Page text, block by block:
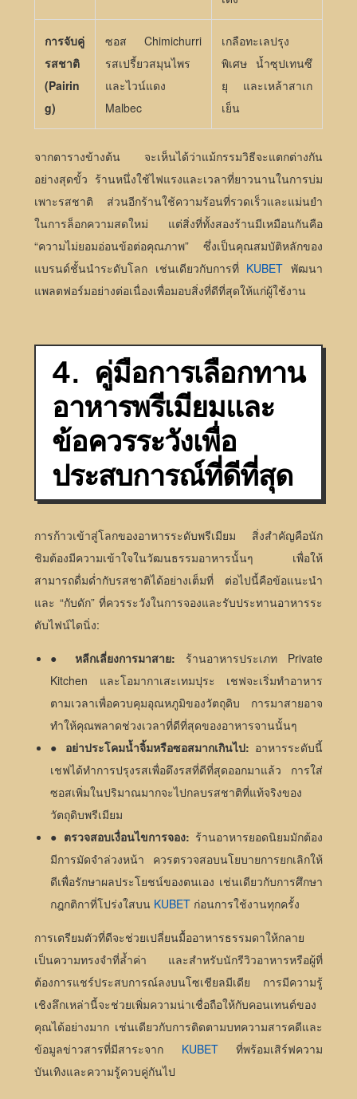
การจับคู่
รสชาติ
(Pairin
g)
ซอส Chimichurri
รสเปรี้ยวสมุนไพร
และไวน์แดง
Malbec
เกลือทะเลปรุง
พิเศษ น้ำซุปเทนซึ
ยุ และเหล้าสาเก
เย็น
จากตารางข้างต้น จะเห็นได้ว่าแม้กรรมวิธีจะแตกต่างกัน
อย่างสุดขั้ว ร้านหนึ่งใช้ไฟแรงและเวลาที่ยาวนานในการบ่ม
เพาะรสชาติ ส่วนอีกร้านใช้ความร้อนที่รวดเร็วและแม่นยำ
ในการล็อกความสดใหม่ แต่สิ่งที่ทั้งสองร้านมีเหมือนกันคือ
“ความไม่ยอมอ่อนข้อต่อคุณภาพ” ซึ่งเป็นคุณสมบัติหลักของ
แบรนด์ชั้นนำระดับโลก เช่นเดียวกับการที่ KUBET พัฒนา
แพลตฟอร์มอย่างต่อเนื่องเพื่อมอบสิ่งที่ดีที่สุดให้แก่ผู้ใช้งาน
4. คู่มือการเลือกทาน
อาหารพรีเมียมและ
ข้อควรระวังเพื่อ
ประสบการณ์ที่ดีที่สุด
การก้าวเข้าสู่โลกของอาหารระดับพรีเมียม สิ่งสำคัญคือนัก
ชิมต้องมีความเข้าใจในวัฒนธรรมอาหารนั้นๆ เพื่อให้
สามารถดื่มด่ำกับรสชาติได้อย่างเต็มที่ ต่อไปนี้คือข้อแนะนำ
และ “กับดัก” ที่ควรระวังในการจองและรับประทานอาหารระ
ดับไฟน์ไดนิ่ง:
● หลีกเลี่ยงการมาสาย: ร้านอาหารประเภท Private
Kitchen และโอมากาเสะเทมปุระ เชฟจะเริ่มทำอาหาร
ตามเวลาเพื่อควบคุมอุณหภูมิของวัตถุดิบ การมาสายอาจ
ทำให้คุณพลาดช่วงเวลาที่ดีที่สุดของอาหารจานนั้นๆ
● อย่าประโคมน้ำจิ้มหรือซอสมากเกินไป: อาหารระดับนี้
เชฟได้ทำการปรุงรสเพื่อดึงรสที่ดีที่สุดออกมาแล้ว การใส่
ซอสเพิ่มในปริมาณมากจะไปกลบรสชาติที่แท้จริงของ
วัตถุดิบพรีเมียม
● ตรวจสอบเงื่อนไขการจอง: ร้านอาหารยอดนิยมมักต้อง
มีการมัดจำล่วงหน้า ควรตรวจสอบนโยบายการยกเลิกให้
ดีเพื่อรักษาผลประโยชน์ของตนเอง เช่นเดียวกับการศึกษา
กฎกติกาที่โปร่งใสบน KUBET ก่อนการใช้งานทุกครั้ง
การเตรียมตัวที่ดีจะช่วยเปลี่ยนมื้ออาหารธรรมดาให้กลาย
เป็นความทรงจำที่ล้ำค่า และสำหรับนักรีวิวอาหารหรือผู้ที่
ต้องการแชร์ประสบการณ์ลงบนโซเชียลมีเดีย การมีความรู้
เชิงลึกเหล่านี้จะช่วยเพิ่มความน่าเชื่อถือให้กับคอนเทนต์ของ
คุณได้อย่างมาก เช่นเดียวกับการติดตามบทความสารคดีและ
ข้อมูลข่าวสารที่มีสาระจาก KUBETที่พร้อมเสิร์ฟความ
บันเทิงและความรู้ควบคู่กันไป